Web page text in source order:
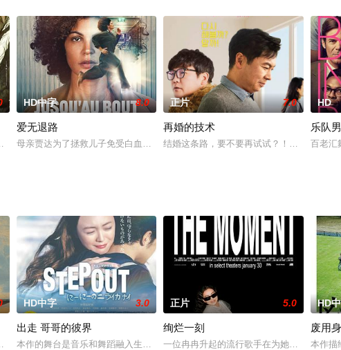
，偶然发现一本18世纪的神秘笔记，随着深入研究，她也逐
HD中字 8.0
爱无退路
母亲贾达为了拯救儿子免受白血病的折磨，不惜一切代价寻找合适的捐献者。
正片 7.0
再婚的技术
结婚这条路，要不要再试试？！除了户口本
HD
乐队
百老汇
业于同一所大学。他们和很多年轻人一样，自以为是，敏感错
HD中字 3.0
出走 哥哥的彼界
本作的舞台是音乐和舞蹈融入生活的冲绳。与母亲朱音、妹妹舞一起生活的照屋
正片 5.0
绚烂一刻
一位冉冉升起的流行歌手在为她的巡回演唱
HD
废用身
本作描